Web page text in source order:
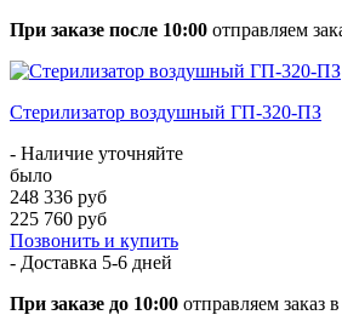
При заказе после 10:00 отправляем
Стерилизатор воздушный ГП-320-ПЗ
- Наличие уточняйте
было
248 336 руб
225 760 руб
Позвонить и купить
- Доставка 5-6 дней
При заказе до 10:00 отправляем заказ